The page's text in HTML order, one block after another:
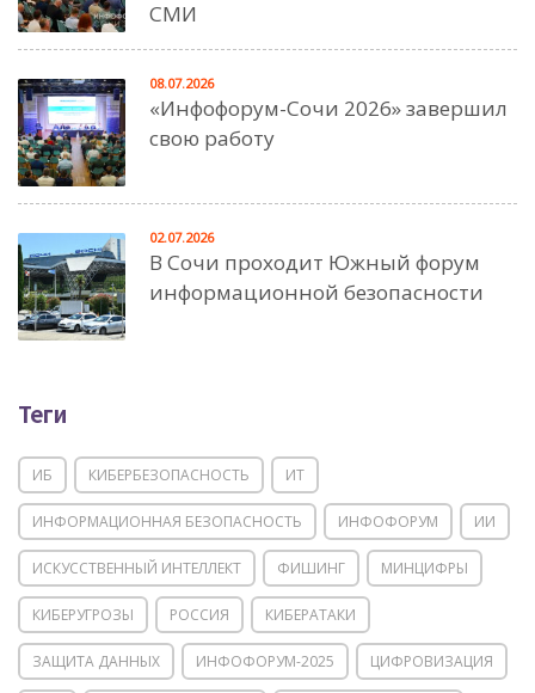
СМИ
«Инфофорум-Сочи 2026» завершил
свою работу
08.07.2026
В Сочи проходит Южный форум
информационной безопасности
02.07.2026
Теги
ИБ КИБЕРБЕЗОПАСНОСТЬ ИТ
ИНФОРМАЦИОННАЯ БЕЗОПАСНОСТЬ ИНФОФОРУМ ИИ
ИСКУССТВЕННЫЙ ИНТЕЛЛЕКТ ФИШИНГ МИНЦИФРЫ
КИБЕРУГРОЗЫ РОССИЯ КИБЕРАТАКИ
ЗАЩИТА ДАННЫХ ИНФОФОРУМ-2025 ЦИФРОВИЗАЦИЯ